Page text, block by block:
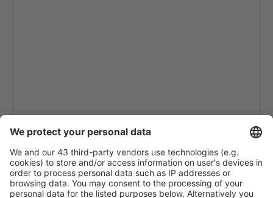
Santiago de Compostela (SCQ)
Leon (LEN)
Lérida-Alguaire (ILD)